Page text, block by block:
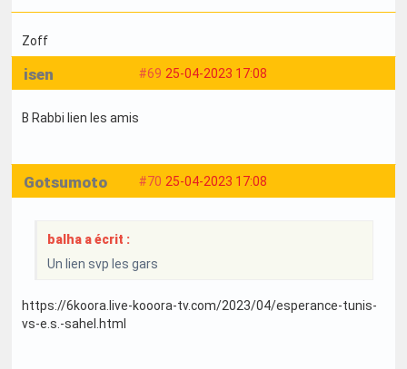
Zoff
#69 25-04-2023 17:08
isen
B Rabbi lien les amis
#70 25-04-2023 17:08
Gotsumoto
balha a écrit :
Un lien svp les gars
https://6koora.live-kooora-tv.com/2023/04/esperance-tunis-
vs-e.s.-sahel.html